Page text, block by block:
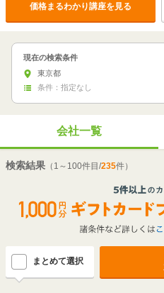
価格まるわかり講座を見る
現在の検索条件
東京都
条件：指定なし
会社一覧
検索結果 （1～100件目/235件）
まとめて選択